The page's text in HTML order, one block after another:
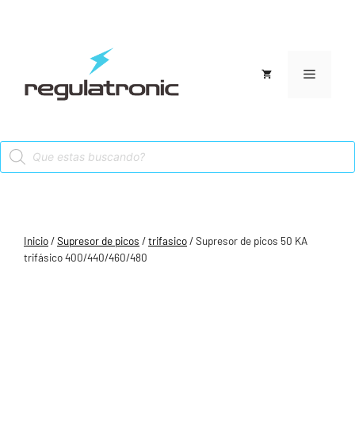
Menú
Products
search
Inicio/Supresor de picos /trifasico/ Supresor de picos 50 KA
trifásico 400/440/460/480